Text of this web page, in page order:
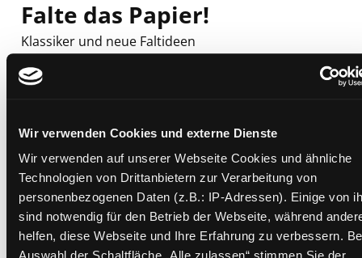
Wir verwenden Cookies und externe Dienste
Wir verwenden auf unserer Webseite Cookies und ähnliche
Technologien von Drittanbietern zur Verarbeitung von
personenbezogenen Daten (z.B.: IP-Adressen). Einige von
sind notwendig für den Betrieb der Webseite, während
helfen, diese Webseite und Ihre Erfahrung zu verbessern.
Falte das Papier!
Klassiker und neue Faltideen
Verfasser:
Mehr Informationen ein-/ausblenden
Exemplare